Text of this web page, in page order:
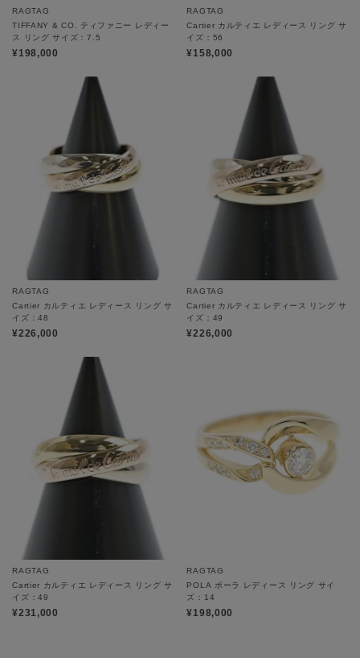
RAGTAG
TIFFANY & CO. ティファニー レディー
ス リング サイズ：7.5
¥198,000
RAGTAG
Cartier カルティエ レディース リング サ
イズ：56
¥158,000
RAGTAG
Cartier カルティエ レディース リング サ
イズ：48
¥226,000
RAGTAG
Cartier カルティエ レディース リング サ
イズ：49
¥226,000
RAGTAG
Cartier カルティエ レディース リング サ
イズ：49
¥231,000
RAGTAG
POLA ポーラ レディース リング サイ
ズ：14
¥198,000